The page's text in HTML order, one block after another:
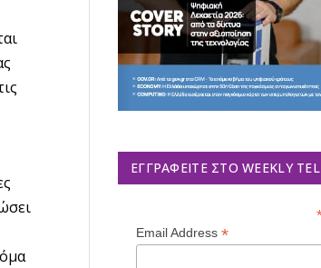
ΕΓΓΡΑΦΕΊΤΕ ΣΤΟ WEEKLY
Email Address *